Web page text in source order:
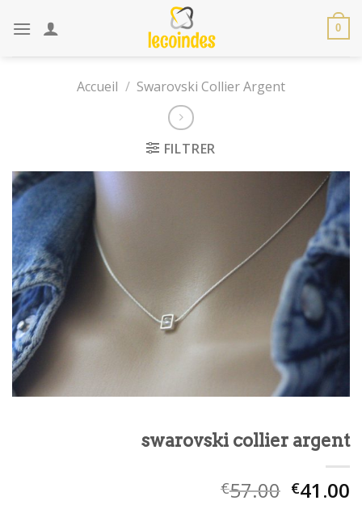
0
Accueil / Swarovski Collier Argent
FILTRER
swarovski collier argent
€57.00 €41.00